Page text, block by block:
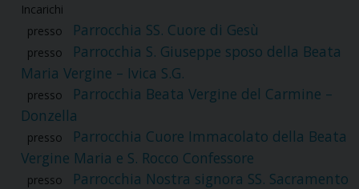
Incarichi
presso
Parrocchia SS. Cuore di Gesù
presso
Parrocchia S. Giuseppe sposo della Beata
Maria Vergine – Ivica S.G.
presso
Parrocchia Beata Vergine del Carmine –
Donzella
presso
Parrocchia Cuore Immacolato della Beata
Vergine Maria e S. Rocco Confessore
presso Parrocchia Nostra signora SS. Sacramento